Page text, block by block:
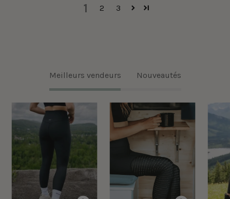
1 2 3
Meilleurs vendeurs Nouveautés
Legging
classique
Ecomove
-
Noir
Legging
Taille
Haute
Ecomove
Eyelet
-
Noir